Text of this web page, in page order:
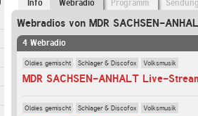
Info Webradio Programm
Webradios von MDR SACHSEN-
4 Webradio
Oldies gemischt Schlager & Discofox Volksmusik
MDR SACHSEN-ANHALT Live-
Oldies gemischt Schlager & Discofox Volksmusik